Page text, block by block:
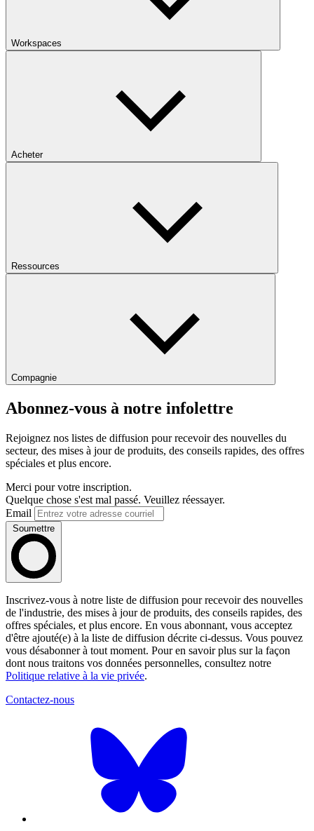
Workspaces
Acheter
Ressources
Compagnie
Abonnez-vous à notre infolettre
Rejoignez nos listes de diffusion pour recevoir des nouvelles du
secteur, des mises à jour de produits, des conseils rapides, des offres
spéciales et plus encore.
Merci pour votre inscription.
Quelque chose s'est mal passé. Veuillez réessayer.
Email
Soumettre
Inscrivez-vous à notre liste de diffusion pour recevoir des nouvelles
de l'industrie, des mises à jour de produits, des conseils rapides, des
offres spéciales, et plus encore. En vous abonnant, vous acceptez
d'être ajouté(e) à la liste de diffusion décrite ci-dessus. Vous pouvez
vous désabonner à tout moment. Pour en savoir plus sur la façon
dont nous traitons vos données personnelles, consultez notre
Politique relative à la vie privée.
Contactez-nous